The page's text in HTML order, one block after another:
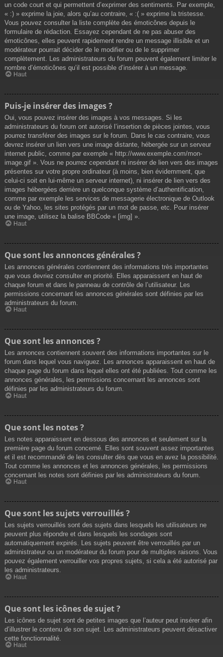
un code court et qui permettent d’exprimer des sentiments. Par exemple,
« :) » exprime la joie, alors qu’au contraire, « :( » exprime la tristesse.
Vous pouvez consulter la liste complète des émoticônes depuis le
formulaire de rédaction. Essayez cependant de ne pas abuser des
émoticônes, elles peuvent rapidement rendre un message illisible et un
modérateur pourrait décider de le modifier ou de le supprimer
complètement. Les administrateurs du forum peuvent également limiter le
nombre d’émoticônes qu’il est possible d’insérer à un message.
Haut
Puis-je insérer des images ?
Oui, vous pouvez insérer des images à vos messages. Si les
administrateurs du forum ont autorisé l’insertion de pièces jointes, vous
pourrez transférer des images sur le forum. Dans le cas contraire, vous
devrez insérer un lien vers une image distante, hébergée sur un serveur
internet public, comme par exemple « http://www.exemple.com/mon-
image.gif ». Vous ne pourrez cependant ni insérer de lien vers des images
présentes sur votre propre ordinateur (à moins, bien évidemment, que
celui-ci soit en lui-même un serveur internet), ni insérer de lien vers des
images hébergées derrière un quelconque système d’authentification,
comme par exemple les services de messagerie électronique de Outlook
ou de Yahoo, les sites protégés par un mot de passe, etc. Pour insérer
une image, utilisez la balise BBCode « [img] ».
Haut
Que sont les annonces générales ?
Les annonces générales contiennent des informations très importantes
que vous devriez consulter en priorité. Elles apparaissent en haut de
chaque forum et dans le panneau de contrôle de l’utilisateur. Les
permissions concernant les annonces générales sont définies par les
administrateurs du forum.
Haut
Que sont les annonces ?
Les annonces contiennent souvent des informations importantes sur le
forum dans lequel vous naviguez. Les annonces apparaissent en haut de
chaque page du forum dans lequel elles ont été publiées. Tout comme les
annonces générales, les permissions concernant les annonces sont
définies par les administrateurs du forum.
Haut
Que sont les notes ?
Les notes apparaissent en dessous des annonces et seulement sur la
première page du forum concerné. Elles sont souvent assez importantes
et il est recommandé de les consulter dès que vous en avez la possibilité.
Tout comme les annonces et les annonces générales, les permissions
concernant les notes sont définies par les administrateurs du forum.
Haut
Que sont les sujets verrouillés ?
Les sujets verrouillés sont des sujets dans lesquels les utilisateurs ne
peuvent plus répondre et dans lesquels les sondages sont
automatiquement expirés. Les sujets peuvent être verrouillés par un
administrateur ou un modérateur du forum pour de multiples raisons. Vous
pouvez également verrouiller vos propres sujets, si cela a été autorisé par
les administrateurs.
Haut
Que sont les icônes de sujet ?
Les icônes de sujet sont de petites images que l’auteur peut insérer afin
d’illustrer le contenu de son sujet. Les administrateurs peuvent désactiver
cette fonctionnalité.
Haut